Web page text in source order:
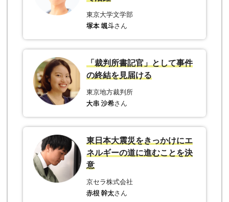
東京大学文学部
さん
「裁判所書記官」として事件
の終結を見届ける
東京地方裁判所
さん
東日本大震災をきっかけにエ
ネルギーの道に進むことを決
意
京セラ株式会社
さん